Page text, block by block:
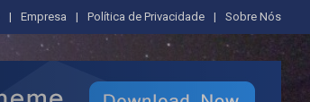
Empresa Política de Privacidade Sobre Nós